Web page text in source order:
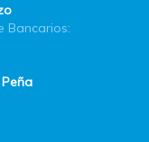
Bancarios: